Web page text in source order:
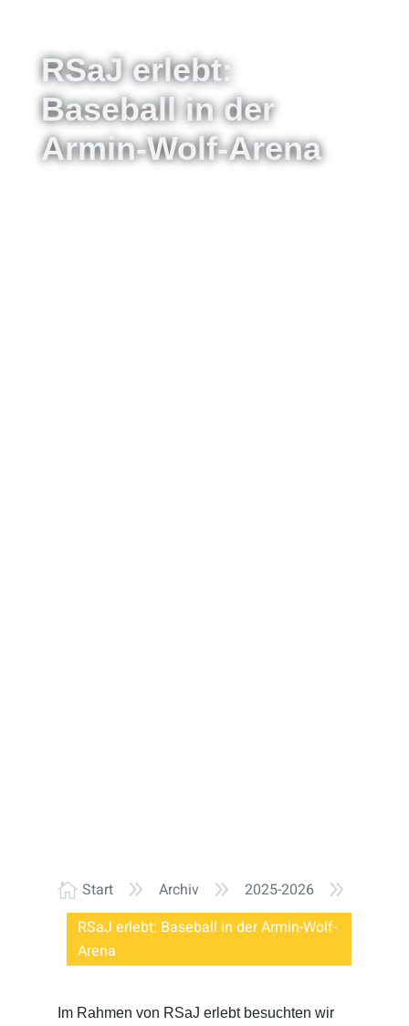
RSaJ erlebt:
Baseball in der
Armin-Wolf-Arena
 Start 9 Archiv 9 2025-2026 9
RSaJ erlebt: Baseball in der Armin-Wolf-
Arena
Im Rahmen von RSaJ erlebt besuchten wir